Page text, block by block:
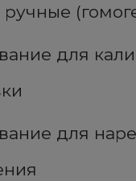
для
для